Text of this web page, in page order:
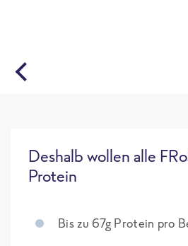
Deshalb wollen alle
Protein
Bis zu 67g Protein pro